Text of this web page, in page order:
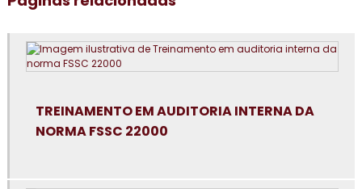
Consultoria em auditoria de fornecedores
Consultoria em auditoria interna da norma FSSC 22000
TREINAMENTO EM AUDITORIA INTERNA DA
NORMA FSSC 22000